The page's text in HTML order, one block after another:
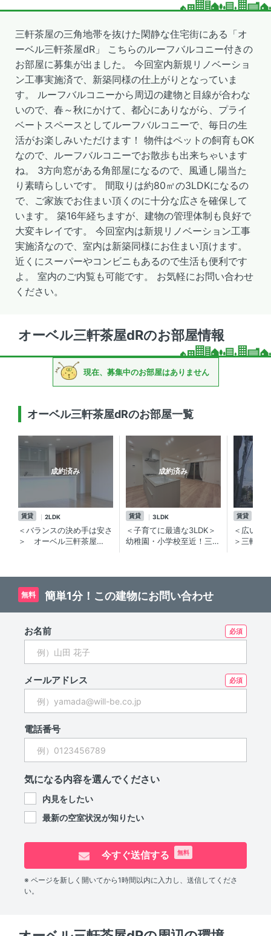
三軒茶屋の三角地帯を抜けた閑静な住宅街にある「オ
ーベル三軒茶屋dR」 こちらのルーフバルコニー付きの
お部屋に募集が出ました。 今回室内新規リノベーショ
ン工事実施済で、新築同様の仕上がりとなっていま
す。 ルーフバルコニーから周辺の建物と目線が合わな
いので、春～秋にかけて、都心にありながら、プライ
ベートスペースとしてルーフバルコニーで、毎日の生
活がお楽しみいただけます！ 物件はペットの飼育もOK
なので、ルーフバルコニーでお散歩も出来ちゃいます
ね。 3方向窓がある角部屋になるので、風通し陽当た
り素晴らしいです。 間取りは約80㎡の3LDKになるの
で、ご家族でお住まい頂くのに十分な広さを確保して
います。 築16年経ちますが、建物の管理体制も良好で
大変キレイです。 今回室内は新規リノベーション工事
実施済なので、室内は新築同様にお住まい頂けます。
近くにスーパーやコンビニもあるので生活も便利です
よ。 室内のご内覧も可能です。 お気軽にお問い合わせ
ください。
オーベル三軒茶屋dRのお部屋情報
現在、募集中のお部屋はありません
オーベル三軒茶屋dRのお部屋一覧
成約済み
賃貸 2LDK
＜バランスの決め手は安さ
＞ オーベル三軒茶屋
成約済み
賃貸 3LDK
＜子育てに最適な3LDK＞
幼稚園・小学校至近！三軒
賃貸
＜広いバ
＞三軒茶
無料 簡単1分！この建物にお問い合わせ
お名前
メールアドレス
電話番号
気になる内容を選んでください
内見をしたい
最新の空室状況が知りたい
今すぐ送信する 無料
※ ページを新しく開いてから1時間以内に入力し、送信してくださ
い。